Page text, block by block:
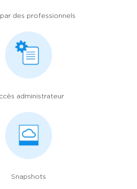
des professionnels
administrateur
Snapshots